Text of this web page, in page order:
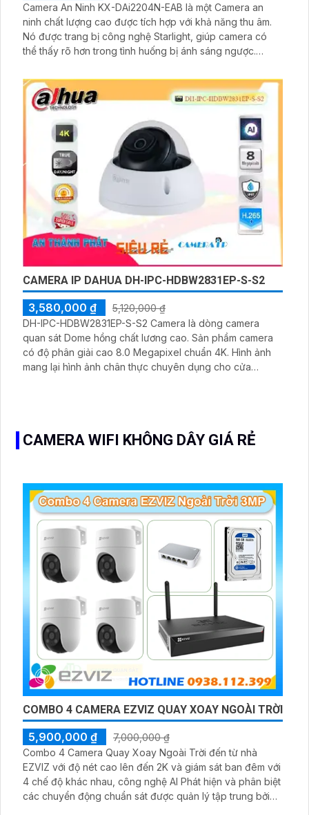
Camera An Ninh KX-DAi2204N-EAB là một Camera an
ninh chất lượng cao được tích hợp với khả năng thu âm.
Nó được trang bị công nghệ Starlight, giúp camera có
thể thấy rõ hơn trong tình huống bị ánh sáng ngược.
các định dạng nén H.265+/H
CAMERA IP DAHUA DH-IPC-HDBW2831EP-S-S2
3,580,000 ₫
5,120,000 ₫
DH-IPC-HDBW2831EP-S-S2 Camera là dòng camera
quan sát Dome hồng chất lương cao. Sản phầm camera
có độ phân giải cao 8.0 Megapixel chuẩn 4K. Hình ảnh
mang lại hình ảnh chân thực chuyên dụng cho cửa
CAMERA WIFI KHÔNG DÂY GIÁ RẺ
COMBO 4 CAMERA EZVIZ QUAY XOAY NGOÀI TRỜI
5,900,000 ₫
7,000,000 ₫
Combo 4 Camera Quay Xoay Ngoài Trời đến từ nhà
EZVIZ với độ nét cao lên đến 2K và giám sát ban đêm với
4 chế độ khác nhau, công nghệ AI Phát hiện và phân biệt
các chuyển động chuẩn sát được quản lý tập trung bởi